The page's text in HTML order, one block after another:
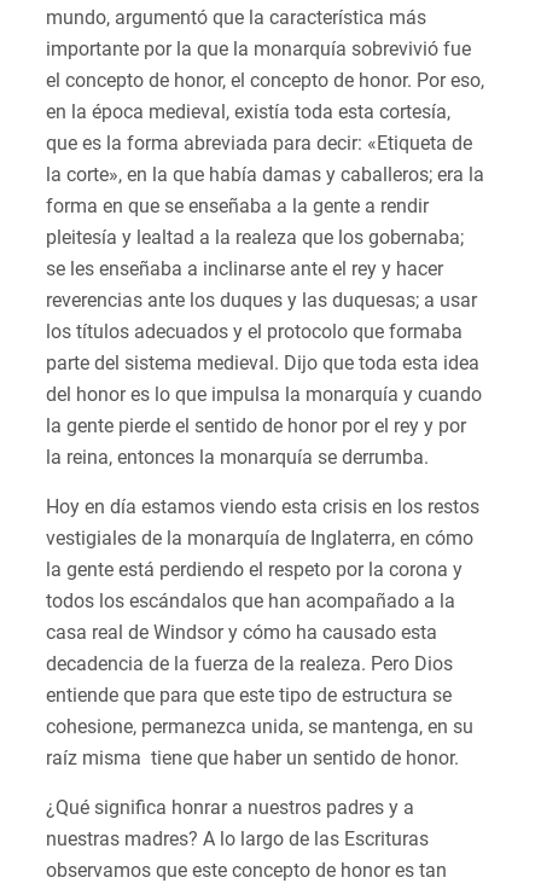
mundo, argumentó que la característica más
importante por la que la monarquía sobrevivió fue
el concepto de honor, el concepto de honor. Por eso,
en la época medieval, existía toda esta cortesía,
que es la forma abreviada para decir: «Etiqueta de
la corte», en la que había damas y caballeros; era la
forma en que se enseñaba a la gente a rendir
pleitesía y lealtad a la realeza que los gobernaba;
se les enseñaba a inclinarse ante el rey y hacer
reverencias ante los duques y las duquesas; a usar
los títulos adecuados y el protocolo que formaba
parte del sistema medieval. Dijo que toda esta idea
del honor es lo que impulsa la monarquía y cuando
la gente pierde el sentido de honor por el rey y por
la reina, entonces la monarquía se derrumba.
Hoy en día estamos viendo esta crisis en los restos
vestigiales de la monarquía de Inglaterra, en cómo
la gente está perdiendo el respeto por la corona y
todos los escándalos que han acompañado a la
casa real de Windsor y cómo ha causado esta
decadencia de la fuerza de la realeza. Pero Dios
entiende que para que este tipo de estructura se
cohesione, permanezca unida, se mantenga, en su
raíz misma tiene que haber un sentido de honor.
¿Qué significa honrar a nuestros padres y a
nuestras madres? A lo largo de las Escrituras
observamos que este concepto de honor es tan